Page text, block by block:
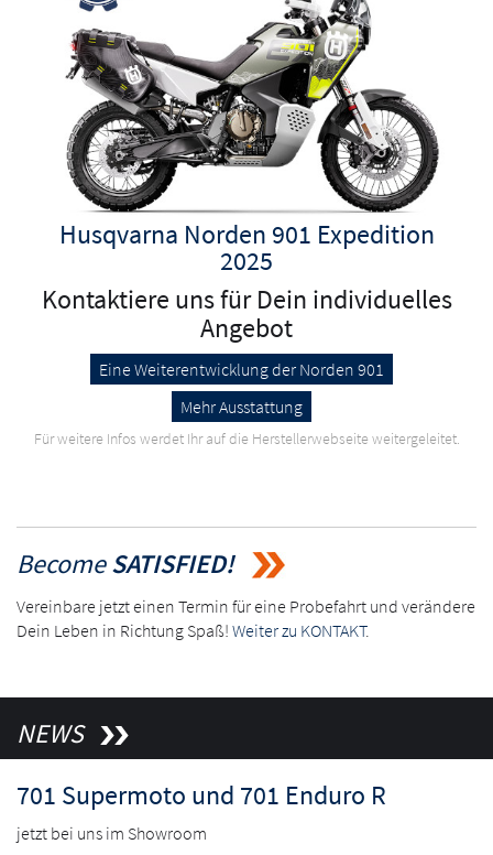
Husqvarna Norden 901 Expedition
2025
Kontaktiere uns für Dein individuelles
Angebot
Eine Weiterentwicklung der Norden 901
Mehr Ausstattung
Für weitere Infos werdet Ihr auf die Herstellerwebseite weitergeleitet.
BecomeSATISFIED!
Vereinbare jetzt einen Termin für eine Probefahrt und verändere
Dein Leben in Richtung Spaß! Weiter zu KONTAKT.
NEWS
701 Supermoto und 701 Enduro R
jetzt bei uns im Showroom